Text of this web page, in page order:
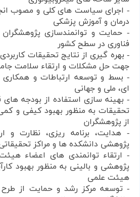
- اجرای سیاست های کلی و مصوب
درمان و آموزش پزشکی
- حمایت و توانمندسازی
فناوری در سطح کشور
- بهره گیری از نتایج تحقیقات
جهت حل مشکلات و ارتقاء سلامت
- بسط و توسعه ارتباطات و همکاری
ای، ملی و جهانی
- بهینه سازی استفاده از بودجه
تحقیقات به منظور بهبود کیفی و
از پژوهشگران
- هدایت، برنامه ریزی، نظارت و
پژوهشی دانشکده ها و مراکز
- ارتقاء توانمندی های اعضاء
پژوهشی و بالینی به منظور بهبود
هیئت علمی
- توسعه مرکز رشد و حمایت از طرح